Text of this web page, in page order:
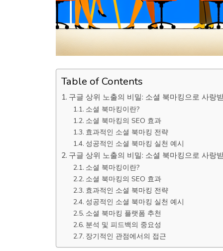
Table of Contents
구글 상위 노출의 비밀: 소셜 북마킹으로 사랑
소셜 북마킹이란?
소셜 북마킹의 SEO 효과
효과적인 소셜 북마킹 전략
성공적인 소셜 북마킹 실천 예시
구글 상위 노출의 비밀: 소셜 북마킹으로 사랑
소셜 북마킹이란?
소셜 북마킹의 SEO 효과
효과적인 소셜 북마킹 전략
성공적인 소셜 북마킹 실천 예시
소셜 북마킹 플랫폼 추천
분석 및 피드백의 중요성
장기적인 관점에서의 접근